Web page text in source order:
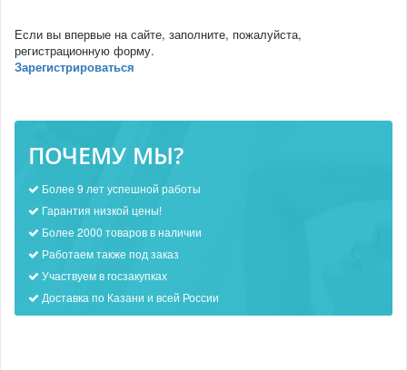
Если вы впервые на сайте, заполните, пожалуйста,
регистрационную форму.
Зарегистрироваться
ПОЧЕМУ МЫ?
Более 9 лет успешной работы
Гарантия низкой цены!
Более 2000 товаров в наличии
Работаем также под заказ
Участвуем в госзакупках
Доставка по Казани и всей России